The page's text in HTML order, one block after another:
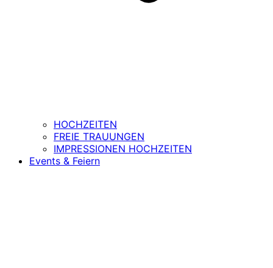
HOCHZEITEN
FREIE TRAUUNGEN
IMPRESSIONEN HOCHZEITEN
Events & Feiern